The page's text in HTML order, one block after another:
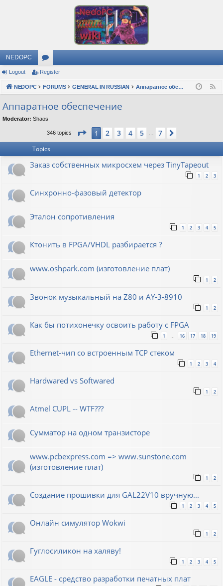
NEDOPC
or
u
s
Logout Register
NEDOPC FORUMS GENERAL IN RUSSIAN Аппаратное обеспечение
Аппаратное обеспечение
Moderator: Shaos
346 topics Page 1of7
1 2 3 4 5 7
Topics
Заказ собственных микросхем через TinyTapeout
1 2 3
Синхронно-фазовый детектор
Эталон сопротивления
1 2 3 4 5
Ктонить в FPGA/VHDL разбирается ?
www.oshpark.com (изготовление плат)
1 2
Звонок музыкальный на Z80 и AY-3-8910
1 2
Как бы потихонечку освоить работу с FPGA
1 16 17 18 19
Ethernet-чип со встроенным TCP стеком
1 2 3 4
Hardwared vs Softwared
1 2
Atmel CUPL -- WTF???
Сумматор на одном транзисторе
www.pcbexpress.com => www.sunstone.com
(изготовление плат)
1 2
Создание прошивки для GAL22V10 вручную...
1 2 3 4 5
Онлайн симулятор Wokwi
1 2
Гуглосиликон на халяву!
1 2 3 4 5
EAGLE - средство разработки печатных плат